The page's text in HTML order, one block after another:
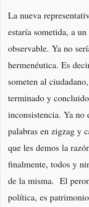
La nueva
estaría sometida, a
observable. Ya no
hermenéutica. Es
someten al
terminado y
inconsistencia. Ya no
palabras en zigzag y
que les demos la
finalmente, todos y
de la misma. El
política, es